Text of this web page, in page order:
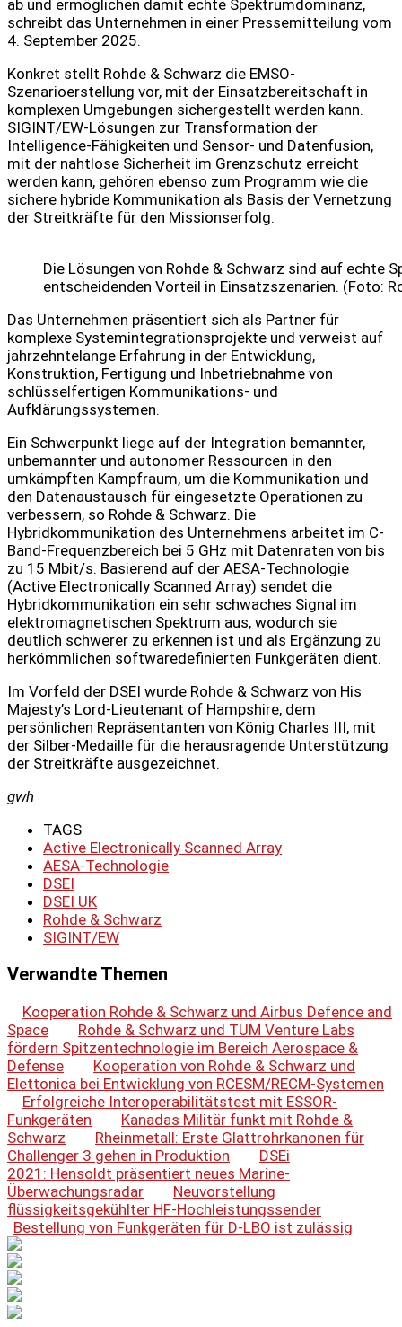
ab und ermöglichen damit echte Spektrumdominanz,
schreibt das Unternehmen in einer Pressemitteilung vom
4. September 2025.
Konkret stellt Rohde & Schwarz die EMSO-
Szenarioerstellung vor, mit der Einsatzbereitschaft in
komplexen Umgebungen sichergestellt werden kann.
SIGINT/EW-Lösungen zur Transformation der
Intelligence-Fähigkeiten und Sensor- und Datenfusion,
mit der nahtlose Sicherheit im Grenzschutz erreicht
werden kann, gehören ebenso zum Programm wie die
sichere hybride Kommunikation als Basis der Vernetzung
der Streitkräfte für den Missionserfolg.
Die Lösungen von Rohde & Schwarz sind auf echte
entscheidenden Vorteil in Einsatzszenarien. (Foto:
Das Unternehmen präsentiert sich als Partner für
komplexe Systemintegrationsprojekte und verweist auf
jahrzehntelange Erfahrung in der Entwicklung,
Konstruktion, Fertigung und Inbetriebnahme von
schlüsselfertigen Kommunikations- und
Aufklärungssystemen.
Ein Schwerpunkt liege auf der Integration bemannter,
unbemannter und autonomer Ressourcen in den
umkämpften Kampfraum, um die Kommunikation und
den Datenaustausch für eingesetzte Operationen zu
verbessern, so Rohde & Schwarz. Die
Hybridkommunikation des Unternehmens arbeitet im C-
Band-Frequenzbereich bei 5 GHz mit Datenraten von bis
zu 15 Mbit/s. Basierend auf der AESA-Technologie
(Active Electronically Scanned Array) sendet die
Hybridkommunikation ein sehr schwaches Signal im
elektromagnetischen Spektrum aus, wodurch sie
deutlich schwerer zu erkennen ist und als Ergänzung zu
herkömmlichen softwaredefinierten Funkgeräten dient.
Im Vorfeld der DSEI wurde Rohde & Schwarz von His
Majesty’s Lord-Lieutenant of Hampshire, dem
persönlichen Repräsentanten von König Charles III, mit
der Silber-Medaille für die herausragende Unterstützung
der Streitkräfte ausgezeichnet.
gwh
TAGS
Active Electronically Scanned Array
AESA-Technologie
DSEI
DSEI UK
Rohde & Schwarz
SIGINT/EW
Verwandte Themen
Kooperation Rohde & Schwarz und Airbus Defence and
Space
Rohde & Schwarz und TUM Venture Labs
fördern Spitzentechnologie im Bereich Aerospace &
Defense
Kooperation von Rohde & Schwarz und
Elettonica bei Entwicklung von RCESM/RECM-Systemen
Erfolgreiche Interoperabilitätstest mit ESSOR-
Funkgeräten
Kanadas Militär funkt mit Rohde &
Schwarz
Rheinmetall: Erste Glattrohrkanonen für
Challenger 3 gehen in Produktion
DSEi
2021: Hensoldt präsentiert neues Marine-
Überwachungsradar
Neuvorstellung
flüssigkeitsgekühlter HF-Hochleistungssender
Bestellung von Funkgeräten für D-LBO ist zulässig